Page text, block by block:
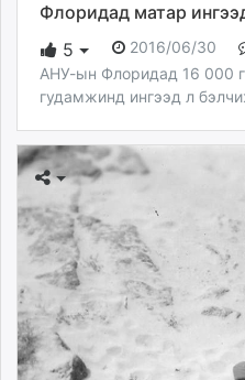
Флоридад матар
5
2016/06/30
АНУ-ын Флоридад 16 000
гудамжинд ингээд л